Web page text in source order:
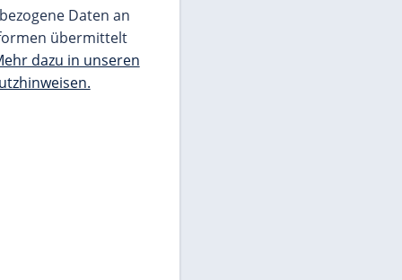
Ich bin damit einverstanden,
dass mir externe Inhalte